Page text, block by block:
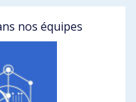
nos équipes